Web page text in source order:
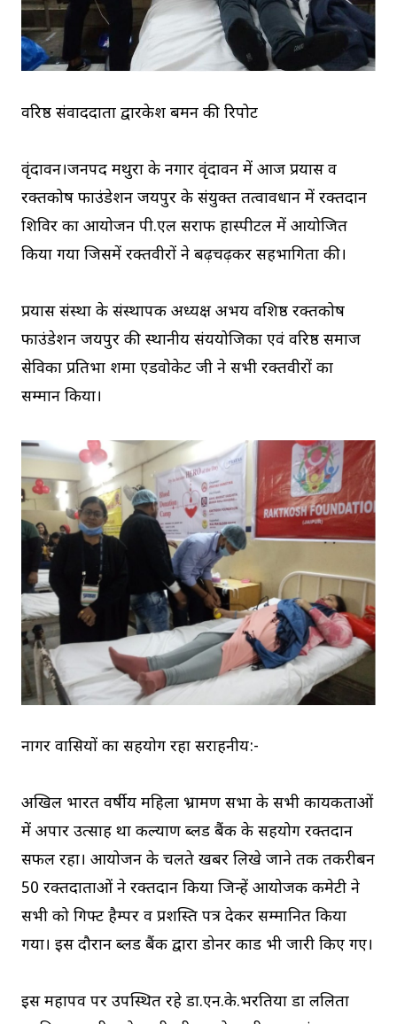
वरिष्ठ संवाददाता द्वारकेश बर्मन की रिपोर्ट
वृंदावन।जनपद मथुरा के नगार वृंदावन में आज प्रयास व
रक्तकोष फाउंडेशन जयपुर के संयुक्त तत्वावधान में रक्तदान
शिविर का आयोजन पी.एल सरार्फ हास्पीटल में आयोजित
किया गया जिसमें रक्तवीरों ने बढ़चढ़कर सहभागिता की।
प्रयास संस्था के संस्थापक अध्यक्ष अभय वशिष्ठ रक्तकोष
फाउंडेशन जयपुर की स्थानीय संययोजिका एवं वरिष्ठ समाज
सेविका प्रतिभा शर्मा एडवोकेट जी ने सभी रक्तवीरों का
सम्मान किया।
नागर वासियों का सहयोग रहा सराहनीय:-
अखिल भारत वर्षीय महिला भ्रामण सभा के सभी कार्यकर्ताओं
में अपार उत्साह था कल्याण ब्लड बैंक के सहयोग रक्तदान
सफल रहा। आयोजन के चलते खबर लिखे जाने तक तकरीबन
50 रक्तदाताओं ने रक्तदान किया जिन्हें आयोजक कमेटी ने
सभी को गिफ्ट हैम्पर व प्रशस्ति पत्र देकर सम्मानित किया
गया। इस दौरान ब्लड बैंक द्वारा डोनर कार्ड भी जारी किए गए।
इस महापर्व पर उपस्थित रहे डा.एन.के.भरतिया डा ललिता